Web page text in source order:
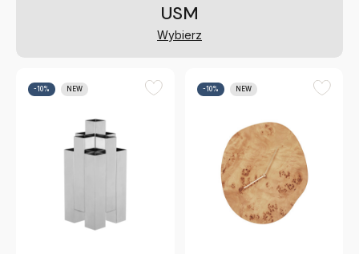
USM
Wybierz
-10% NEW -10% NEW